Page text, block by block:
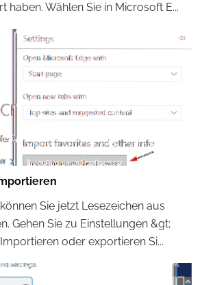
haben. Wählen Sie in Microsoft E...
Sie jetzt Lesezeichen aus
Gehen Sie zu Einstellungen &gt;
oder exportieren Si...